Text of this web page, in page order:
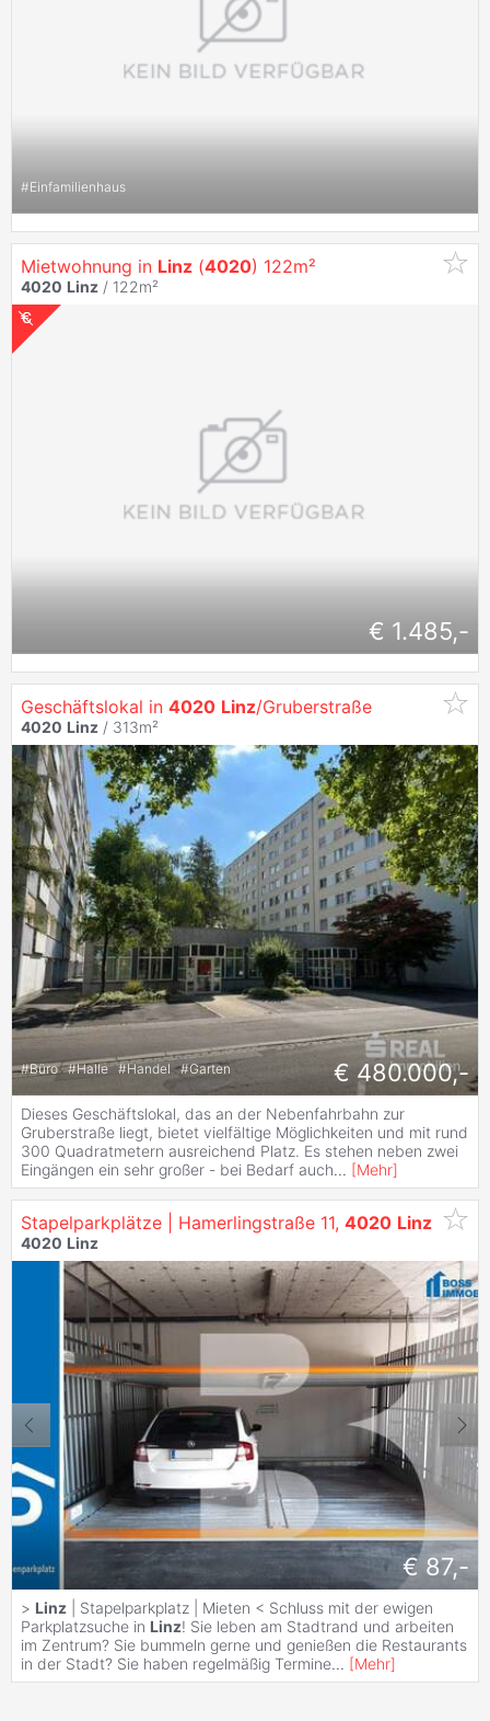
#Einfamilienhaus
Mietwohnung in Linz (4020) 122m²
4020 Linz / 122m²
€ 1.485,-
Geschäftslokal in 4020 Linz/Gruberstraße
4020 Linz / 313m²
#Büro #Halle #Handel #Garten € 480.000,-
Dieses Geschäftslokal, das an der Nebenfahrbahn zur
Gruberstraße liegt, bietet vielfältige Möglichkeiten und mit rund
300 Quadratmetern ausreichend Platz. Es stehen neben zwei
Eingängen ein sehr großer - bei Bedarf auch... [Mehr]
Stapelparkplätze | Hamerlingstraße 11, 4020 Linz
4020 Linz
€ 87,-
> Linz | Stapelparkplatz | Mieten < Schluss mit der ewigen
Parkplatzsuche in Linz! Sie leben am Stadtrand und arbeiten
im Zentrum? Sie bummeln gerne und genießen die Restaurants
in der Stadt? Sie haben regelmäßig Termine... [Mehr]